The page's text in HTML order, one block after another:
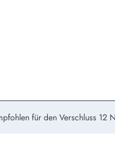
für den Verschluss 12